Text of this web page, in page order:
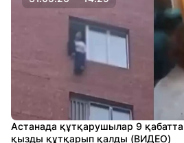
Астанада құтқарушылар 9
қызды құтқарып қалды (ВИДЕО)